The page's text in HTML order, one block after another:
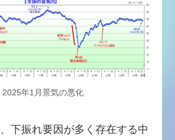
2025年1月景気の悪化
下振れ要因が多く存在する中